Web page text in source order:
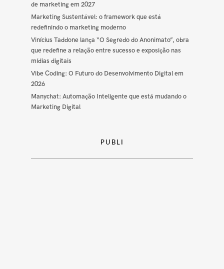
de marketing em 2027
Marketing Sustentável: o framework que está
redefinindo o marketing moderno
Vinícius Taddone lança “O Segredo do Anonimato”, obra
que redefine a relação entre sucesso e exposição nas
mídias digitais
Vibe Coding: O Futuro do Desenvolvimento Digital em
2026
Manychat: Automação Inteligente que está mudando o
Marketing Digital
PUBLI